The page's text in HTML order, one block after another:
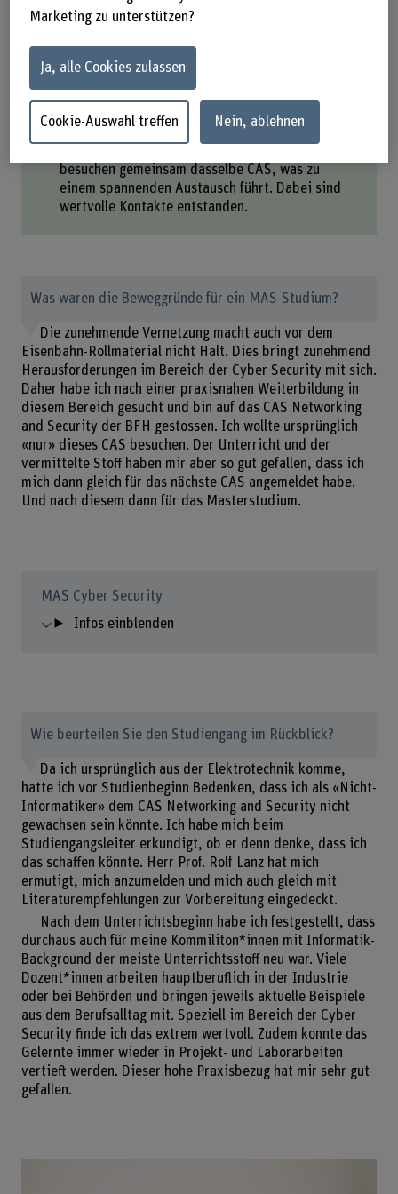
Viele Dozent*innen arbeiten hauptberuflich in
jeweils aktuelle Beispiele aus dem Berufsalltag
mit.
Studiums direkt bei der täglichen Arbeit
besuchen gemeinsam dasselbe CAS, was zu
einem spannenden Austausch führt. Dabei sind
wertvolle Kontakte entstanden.
Was waren die Beweggründe für ein MAS-Studium?
Die zunehmende Vernetzung macht auch vor dem
Eisenbahn-Rollmaterial nicht Halt. Dies bringt zunehmend
Herausforderungen im Bereich der Cyber Security mit sich.
Daher habe ich nach einer praxisnahen Weiterbildung in
diesem Bereich gesucht und bin auf das CAS Networking
and Security der BFH gestossen. Ich wollte ursprünglich
«nur» dieses CAS besuchen. Der Unterricht und der
vermittelte Stoff haben mir aber so gut gefallen, dass ich
mich dann gleich für das nächste CAS angemeldet habe.
Und nach diesem dann für das Masterstudium.
MAS Cyber Security
Infos einblenden
Wie beurteilen Sie den Studiengang im Rückblick?
Da ich ursprünglich aus der Elektrotechnik komme,
hatte ich vor Studienbeginn Bedenken, dass ich als «Nicht-
Informatiker» dem CAS Networking and Security nicht
gewachsen sein könnte. Ich habe mich beim
Studiengangsleiter erkundigt, ob er denn denke, dass ich
das schaffen könnte. Herr Prof. Rolf Lanz hat mich
ermutigt, mich anzumelden und mich auch gleich mit
Literaturempfehlungen zur Vorbereitung eingedeckt.
Nach dem Unterrichtsbeginn habe ich festgestellt, dass
durchaus auch für meine Kommiliton*innen mit Informatik-
Background der meiste Unterrichtsstoff neu war. Viele
Dozent*innen arbeiten hauptberuflich in der Industrie
oder bei Behörden und bringen jeweils aktuelle Beispiele
aus dem Berufsalltag mit. Speziell im Bereich der Cyber
Security finde ich das extrem wertvoll. Zudem konnte das
Gelernte immer wieder in Projekt- und Laborarbeiten
vertieft werden. Dieser hohe Praxisbezug hat mir sehr gut
gefallen.
Marketing zu unterstützen?
Ja, alle Cookies zulassen
Cookie-Auswahl treffen Nein, ablehnen